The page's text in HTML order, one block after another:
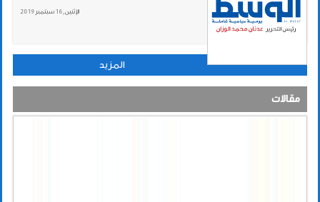
الإثنين , 16 سبتمبر 2019
المزيد
مقالات